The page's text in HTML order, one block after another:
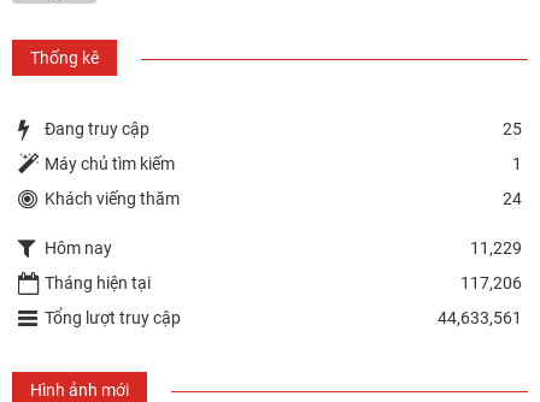
Thống kê
Đang truy cập
25
Máy chủ tìm kiếm
1
Khách viếng thăm
24
Hôm nay
11,229
Tháng hiện tại
117,206
Tổng lượt truy cập
44,633,561
Hình ảnh mới